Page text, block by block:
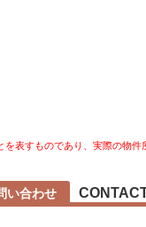
表すものであり、実際の物件
い合わせ